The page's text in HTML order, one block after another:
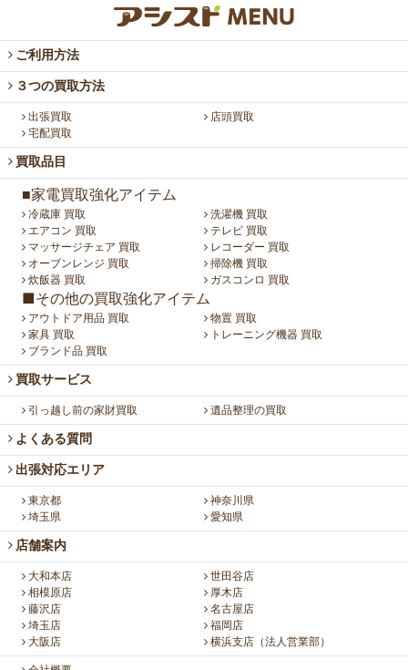
ご利用方法
３つの買取方法
出張買取
店頭買取
宅配買取
買取品目
■家電買取強化アイテム
冷蔵庫 買取
洗濯機 買取
エアコン 買取
テレビ 買取
マッサージチェア 買取
レコーダー 買取
オーブンレンジ 買取
掃除機 買取
炊飯器 買取
ガスコンロ 買取
■その他の買取強化アイテム
アウトドア用品 買取
物置 買取
家具 買取
トレーニング機器 買取
ブランド品 買取
買取サービス
引っ越し前の家財買取 遺品整理の買取
よくある質問
出張対応エリア
東京都
神奈川県
埼玉県
愛知県
店舗案内
大和本店
世田谷店
相模原店
厚木店
藤沢店
名古屋店
埼玉店
福岡店
大阪店
横浜支店（法人営業部）